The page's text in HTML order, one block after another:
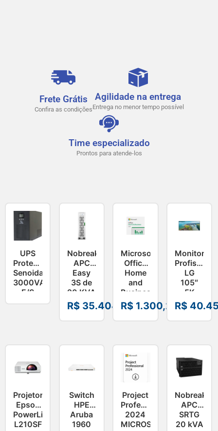
Frete Grátis
Confira as condições
Agilidade na entrega
Entrega no menor tempo possível
Time especializado
Prontos para atende-los
UPS
Proteus
Senoidal
3000VA
E/S
115V 8
Nobreak
APC
Easy
3S de
20 KVA
380V
E3SUPS20KHB*
R$35.404,51
Microsoft
Office
Home
and
Business
2024
ESD
EP2-
R$ 1.300,24
Monitor
LG
105″
5K
UHD
21:9 –
105BM5P-
R$
Projetor
Epson
PowerLite
L210SF
Switch
HPE
Aruba
1960
Project
Professional
2024
MICROSOFT
Nobreak
APC
SRTG
20 kVA